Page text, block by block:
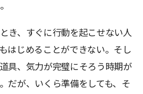
き、すぐに行動を起こせない人
はじめることができない。そし
具、気力が完璧にそろう時期が
だが、いくら準備をしても、そ